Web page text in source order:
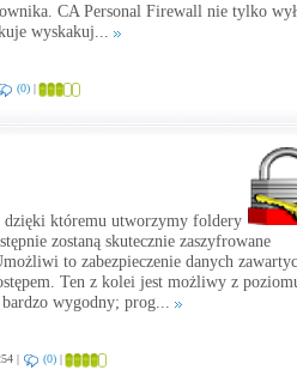
CA Personal Firewall nie tylko
wyskakuj...
(0) |
dzięki któremu utworzymy foldery
zostaną skutecznie zaszyfrowane
to zabezpieczenie danych
Ten z kolei jest możliwy z
wygodny; prog...
| (0) |